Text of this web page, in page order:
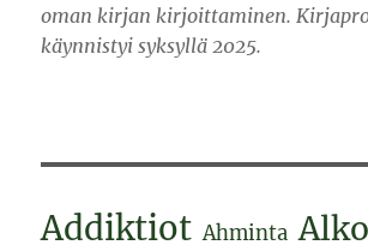
oman kirjan kirjoittaminen.
käynnistyi syksyllä 2025.
Addiktiot Ahminta